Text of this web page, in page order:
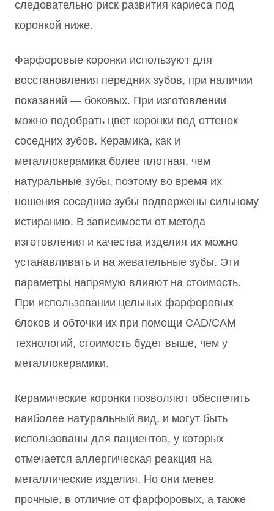
следовательно риск развития кариеса под
коронкой ниже.
Фарфоровые коронки используют для
восстановления передних зубов, при наличии
показаний — боковых. При изготовлении
можно подобрать цвет коронки под оттенок
соседних зубов. Керамика, как и
металлокерамика более плотная, чем
натуральные зубы, поэтому во время их
ношения соседние зубы подвержены сильному
истиранию. В зависимости от метода
изготовления и качества изделия их можно
устанавливать и на жевательные зубы. Эти
параметры напрямую влияют на стоимость.
При использовании цельных фарфоровых
блоков и обточки их при помощи CAD/CAM
технологий, стоимость будет выше, чем у
металлокерамики.
Керамические коронки позволяют обеспечить
наиболее натуральный вид, и могут быть
использованы для пациентов, у которых
отмечается аллергическая реакция на
металлические изделия. Но они менее
прочные, в отличие от фарфоровых, а также